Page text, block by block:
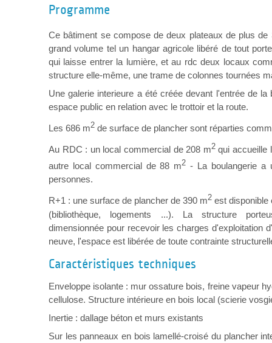
Programme
Ce bâtiment se compose de deux plateaux de plus de
grand volume tel un hangar agricole libéré de tout
qui laisse entrer la lumière, et au rdc deux locaux
structure elle-même, une trame de colonnes tournées
Une galerie interieure a été créée devant l'entrée de la
espace public en relation avec le trottoir et la route.
Les 686 m2 de surface de plancher sont réparties
Au RDC : un local commercial de 208 m2qui accueille
autre local commercial de 88 m2 - La boulangerie a
personnes.
R+1 : une surface de plancher de 390 m2 est disponible
(bibliothèque, logements ...). La structure
dimensionnée pour recevoir les charges d'exploitation
neuve, l'espace est libérée de toute contrainte
Caractéristiques techniques
Enveloppe isolante : mur ossature bois, freine vapeur
cellulose. Structure intérieure en bois local (scierie
Inertie : dallage béton et murs existants
Sur les panneaux en bois lamellé­-croisé du plancher